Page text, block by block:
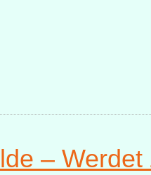
– Werdet